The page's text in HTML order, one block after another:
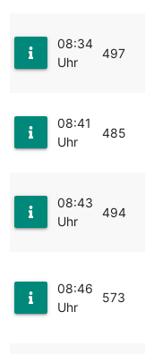
08:34
Uhr
497
08:41
Uhr
485
08:43
Uhr
494
08:46
Uhr
573